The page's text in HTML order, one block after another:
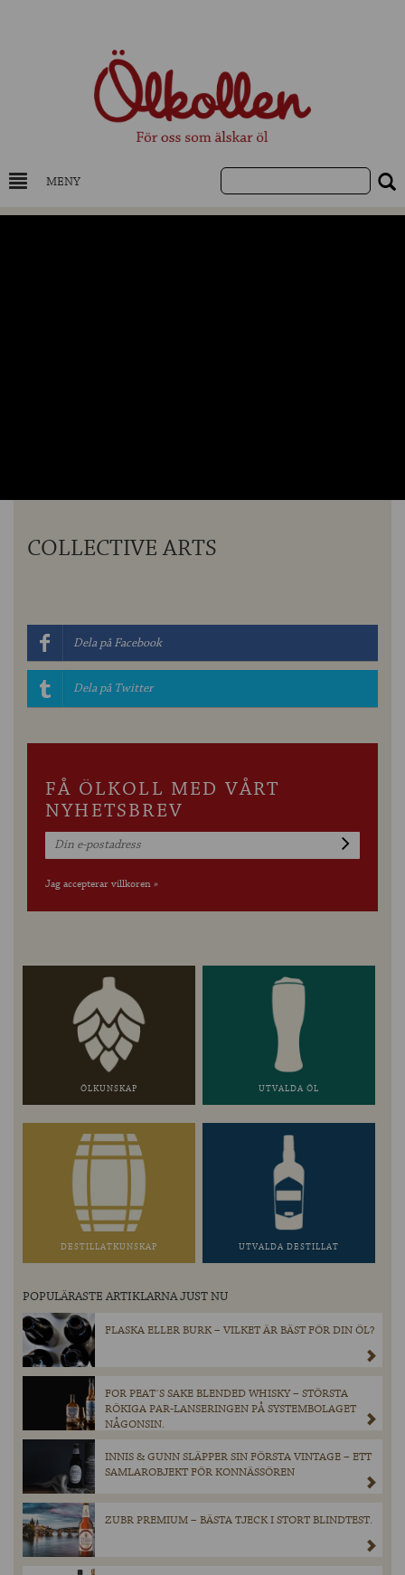
MENY
COLLECTIVE ARTS
Dela på Facebook
Dela på Twitter
FÅ ÖLKOLL MED VÅRT
NYHETSBREV
Jag accepterar villkoren »
ÖLKUNSKAP UTVALDA ÖL
DESTILLATKUNSKAP UTVALDA DESTILLAT
POPULÄRASTE ARTIKLARNA JUST NU
FLASKA ELLER BURK – VILKET ÄR BÄST FÖR DIN ÖL?
FOR PEAT´S SAKE BLENDED WHISKY – STÖRSTA
RÖKIGA PAR-LANSERINGEN PÅ SYSTEMBOLAGET
NÅGONSIN.
INNIS & GUNN SLÄPPER SIN FÖRSTA VINTAGE – ETT
SAMLAROBJEKT FÖR KONNÄSSÖREN
ZUBR PREMIUM – BÄSTA TJECK I STORT BLINDTEST.